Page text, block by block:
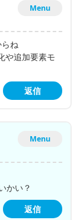
Menu
らね
や追加要素モ
返信
Menu
かい？
返信